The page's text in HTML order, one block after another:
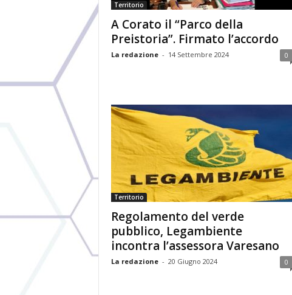
Territorio
A Corato il “Parco della
Preistoria”. Firmato l’accordo
La redazione - 14 Settembre 2024 0
Territorio
Regolamento del verde
pubblico, Legambiente
incontra l’assessora Varesano
La redazione - 20 Giugno 2024 0